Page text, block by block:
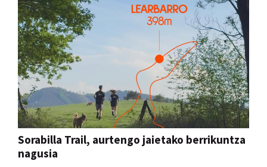
Sorabilla Trail, aurtengo jaietako berrikuntza
nagusia